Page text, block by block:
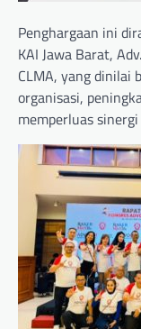
Penghargaan ini
KAI Jawa Barat,
CLMA, yang dinilai
organisasi,
memperluas